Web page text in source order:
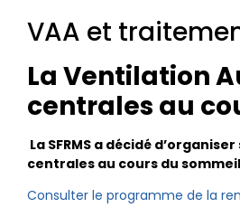
VAA et
La Ventilation
centrales au
La SFRMS a décidé
centrales au cours du
Consulter le programme de la